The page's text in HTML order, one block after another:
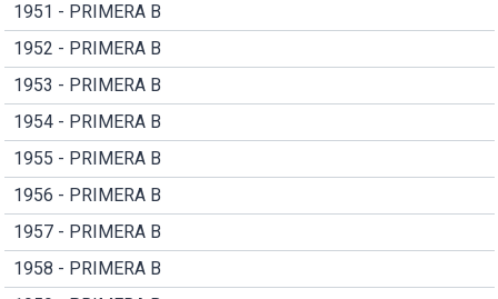
1951 - PRIMERA B
1952 - PRIMERA B
1953 - PRIMERA B
1954 - PRIMERA B
1955 - PRIMERA B
1956 - PRIMERA B
1957 - PRIMERA B
1958 - PRIMERA B